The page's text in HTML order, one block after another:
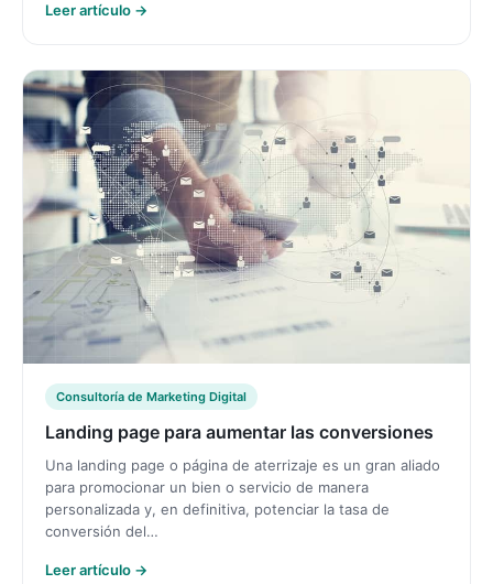
Leer artículo →
Consultoría de Marketing Digital
Landing page para aumentar las conversiones
Una landing page o página de aterrizaje es un gran aliado
para promocionar un bien o servicio de manera
personalizada y, en definitiva, potenciar la tasa de
conversión del…
Leer artículo →